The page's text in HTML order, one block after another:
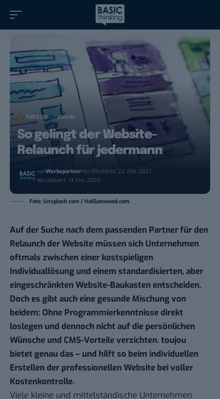
ANZEIGE SOCIAL
So gelingt der Website-
Relaunch für jedermann
vonWerbepartnerVeröffentlicht: 22. Feb. 2021
Aktualisiert: 13. Feb. 2025
Foto: Unsplash.com / HalGatewood.com
Auf der Suche nach dem passenden Partner für den
Relaunch der Website müssen sich Unternehmen
oftmals zwischen einer kostspieligen
Individuallösung und einem standardisierten, aber
eingeschränkten Website-Baukasten entscheiden.
Doch es gibt auch eine gesunde Mischung von
beidem: Ohne Programmierkenntnisse direkt
loslegen und dennoch nicht auf die persönlichen
Wünsche und CMS-Vorteile verzichten. toujou
bietet genau das – und hilft so beim individuellen
Erstellen der professionellen Website bei voller
Kostenkontrolle.
Viele kleine und mittelständische Unternehmen